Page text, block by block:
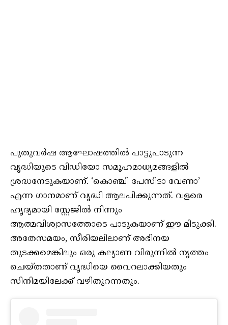
പുതുവർഷ ആഘോഷത്തിൽ പാട്ടുപാടുന്ന
വൃദ്ധിയുടെ വിഡിയോ സമൂഹമാധ്യമങ്ങളിൽ
ശ്രദ്ധനേടുകയാണ്. ‘കൊഞ്ചി പേസിടാ വേണാ’
എന്ന ഗാനമാണ് വൃദ്ധി ആലപിക്കുന്നത്. വളരെ
ഹൃദ്യമായി സ്റ്റേജിൽ നിന്നും
ആത്മവിശ്വാസത്തോടെ പാടുകയാണ് ഈ മിടുക്കി.
അതേസമയം, സീരിയലിലാണ് അഭിനയ
തുടക്കമെങ്കിലും ഒരു കല്യാണ വിരുന്നിൽ നൃത്തം
ചെയ്തതാണ് വൃദ്ധിയെ വൈറലാക്കിയതും
സിനിമയിലേക്ക് വഴിതുറന്നതും.